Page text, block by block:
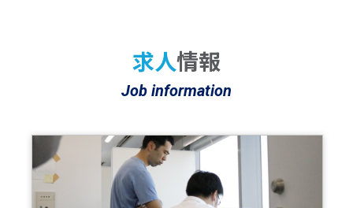
求人情報
Job information